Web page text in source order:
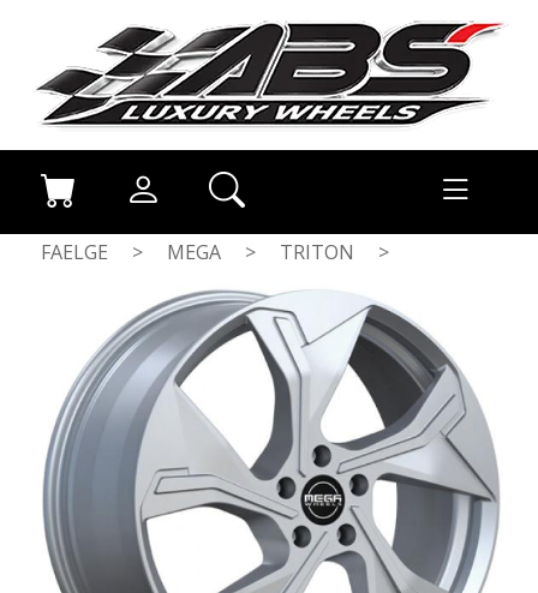
FAELGE > MEGA > TRITON
>